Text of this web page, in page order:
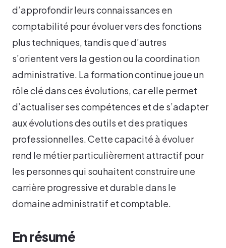
d’approfondir leurs connaissances en
comptabilité pour évoluer vers des fonctions
plus techniques, tandis que d’autres
s’orientent vers la gestion ou la coordination
administrative. La formation continue joue un
rôle clé dans ces évolutions, car elle permet
d’actualiser ses compétences et de s’adapter
aux évolutions des outils et des pratiques
professionnelles. Cette capacité à évoluer
rend le métier particulièrement attractif pour
les personnes qui souhaitent construire une
carrière progressive et durable dans le
domaine administratif et comptable.
En résumé